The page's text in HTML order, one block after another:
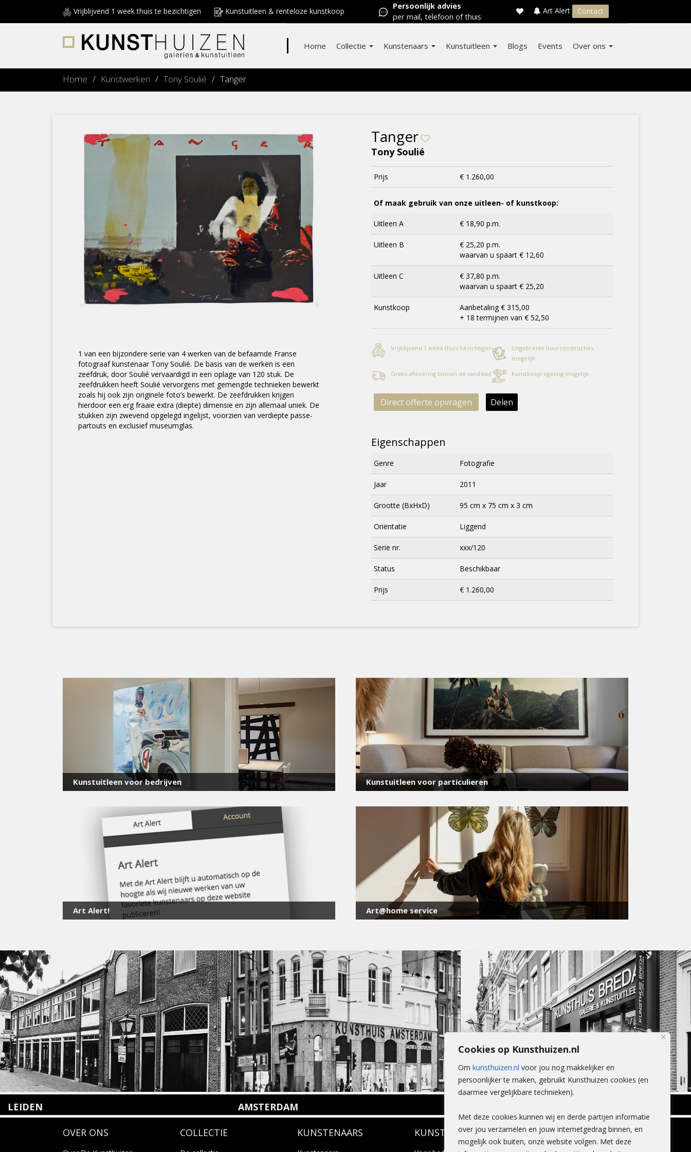
Cookies op Kunsthuizen.nl
Om kunsthuizen.nl voor jou nog makkelijker en
persoonlijker te maken, gebruikt Kunsthuizen cookies (en
daarmee vergelijkbare technieken).
Met deze cookies kunnen wij en derde partijen informatie
over jou verzamelen en jouw internetgedrag binnen, en
mogelijk ook buiten, onze website volgen. Met deze
Vrijblijvend 1 week thuis te bezichtigen Kunstuitleen & renteloze kunstkoop
Persoonlijk advies
per mail, telefoon of thuis
Art Alert Contact
Home Collectie Kunstenaars Kunstuitleen Blogs Events Over ons
Home / Kunstwerken / Tony Soulié / Tanger
1 van een bijzondere serie van 4 werken van de befaamde Franse
fotograaf kunstenaar Tony Soulié. De basis van de werken is een
zeefdruk, door Soulié vervaardigd in een oplage van 120 stuk. De
zeefdrukken heeft Soulié vervorgens met gemengde technieken bewerkt
zoals hij ook zijn originele foto’s bewerkt. De zeefdrukken krijgen
hierdoor een erg fraaie extra (diepte) dimensie en zijn allemaal uniek. De
stukken zijn zwevend opgelegd ingelijst, voorzien van verdiepte passe-
partouts en exclusief museumglas.
Tanger
Tony Soulié
Prijs € 1.260,00
Of maak gebruik van onze uitleen- of kunstkoop:
Uitleen A € 18,90 p.m.
Uitleen B
€ 25,20 p.m.
waarvan u spaart € 12,60
Uitleen C
€ 37,80 p.m.
waarvan u spaart € 25,20
Kunstkoop
Aanbetaling € 315,00
+ 18 termijnen van € 52,50
Vrijblijvend 1 week thuis bezichtigen
Uitgebreide huurconstructies
mogelijk
Gratis aflevering binnen de randstad
Kunstkoopregeling mogelijk
Direct offerte opvragen Delen
Eigenschappen
Genre Fotografie
Jaar 2011
Grootte (BxHxD) 95 cm x 75 cm x 3 cm
Oriëntatie Liggend
Serie nr. xxx/120
Status Beschikbaar
Prijs € 1.260,00
Kunstuitleen voor bedrijven Kunstuitleen voor particulieren
Art Alert! Art@home service
LEIDEN AMSTERDAM
1075 VX Amsterdam
Wilhelminastraat 11
4818 SB Breda
+31 (0)76 5221309
OVER ONS COLLECTIE KUNSTENAARS KUNSTUITLEEN CONTACT
Meld je aan
voor onze nieuwsbrief
E-
mailadres